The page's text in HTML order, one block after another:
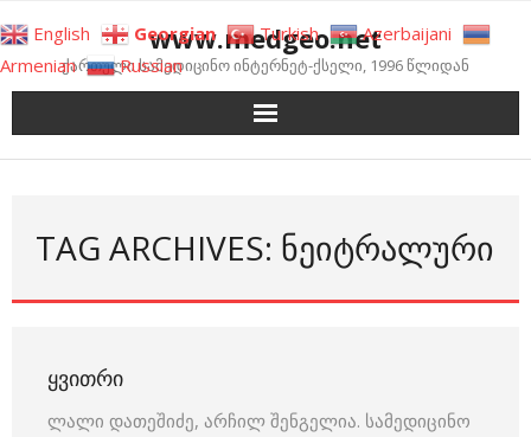
to
content
www.medgeo.net
ქართული სამედიცინო ინტერნეტ-ქსელი, 1996 წლიდან
TAG ARCHIVES: ᲜᲔᲘᲢᲠᲐᲚᲣᲠᲘ
ᲧᲕᲘᲗᲠᲘ
ლალი დათეშიძე, არჩილ შენგელია. სამედიცინო
English Georgian Turkish
Azerbaijani
Armenian
Russian